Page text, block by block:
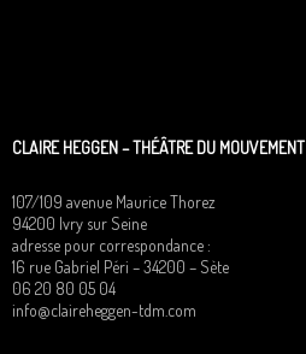
CLAIRE HEGGEN – THÉÂTRE DU MOUVEMENT
107/109 avenue Maurice Thorez
94200 Ivry sur Seine
adresse pour correspondance :
16 rue Gabriel Péri – 34200 – Sète
06 20 80 05 04
info@claireheggen-tdm.com